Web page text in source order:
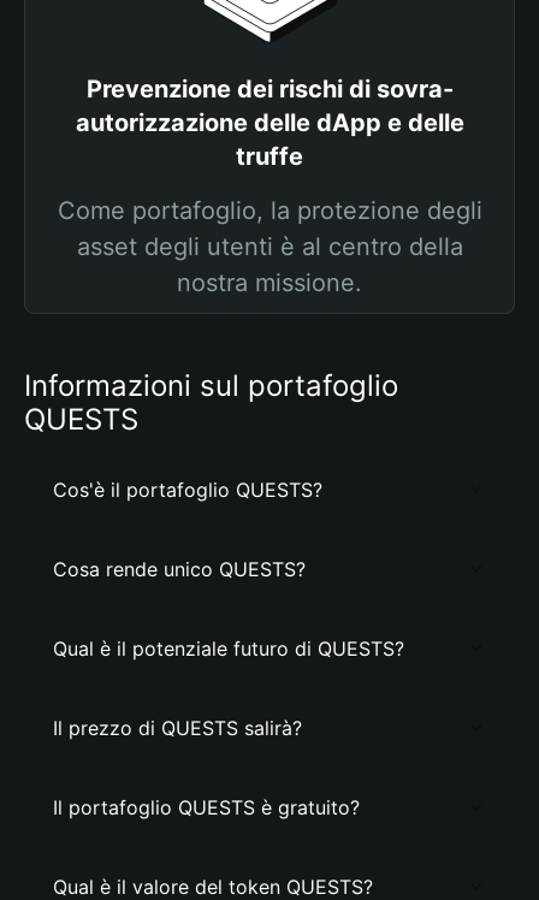
Prevenzione dei rischi di sovra-
autorizzazione delle dApp e delle
truffe
Come portafoglio, la protezione degli
asset degli utenti è al centro della
nostra missione.
Informazioni sul portafoglio
QUESTS
Cos'è il portafoglio QUESTS?
Cosa rende unico QUESTS?
Qual è il potenziale futuro di QUESTS?
Il prezzo di QUESTS salirà?
Il portafoglio QUESTS è gratuito?
Qual è il valore del token QUESTS?